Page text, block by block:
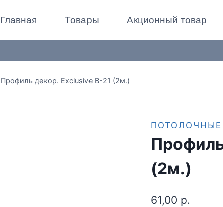
Главная Товары Акционный товар
Профиль декор. Exclusive B-21 (2м.)
(2м.)
61,00 р.